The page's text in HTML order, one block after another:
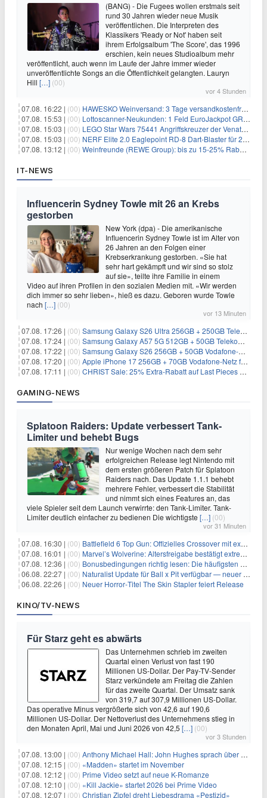
(BANG) - Die Fugees wollen erstmals seit
rund 30 Jahren wieder neue Musik
veröffentlichen. Die Interpreten des
Klassikers 'Ready or Not' haben seit
ihrem Erfolgsalbum 'The Score', das 1996
erschien, kein neues Studioalbum mehr
veröffentlicht, auch wenn im Laufe der Jahre immer wieder
unveröffentlichte Songs an die Öffentlichkeit gelangten. Lauryn
Hill […] (00)
vor 4 Stunden
07.08. 16:22 | (00) HAWESKO Weinversand: 3 Tage versandkostenfrei bestellen (MBW 25€)
07.08. 15:53 | (00) Lottoscanner-Neukunden: 1 Feld EuroJackpot GRATIS spielen
07.08. 15:03 | (00) LEGO Star Wars 75441 Angriffskreuzer der Venator-Klasse für 50,25€
07.08. 15:03 | (00) NERF Elite 2.0 Eaglepoint RD-8 Dart-Blaster für 20,49€
07.08. 13:12 | (00) Weinfreunde (REWE Group): bis zu 15-25% Rabatt je nach Anzahl der Flaschen
IT-NEWS
Influencerin Sydney Towle mit 26 an Krebs
gestorben
New York (dpa) - Die amerikanische
Influencerin Sydney Towle ist im Alter von
26 Jahren an den Folgen einer
Krebserkrankung gestorben. «Sie hat
sehr hart gekämpft und wir sind so stolz
auf sie», teilte ihre Familie in einem
Video auf ihren Profilen in den sozialen Medien mit. «Wir werden
dich immer so sehr lieben», hieß es dazu. Geboren wurde Towle
nach […] (00)
vor 13 Minuten
07.08. 17:26 | (00) Samsung Galaxy S26 Ultra 256GB + 250GB Telekom-Netz für 34€/Monat (effektiv 5,42€/Monat)
07.08. 17:24 | (00) Samsung Galaxy A57 5G 512GB + 50GB Telekom-Netz für 20€/Monat (effektiv 3,33€/Monat)
07.08. 17:22 | (00) Samsung Galaxy S26 256GB + 50GB Vodafone-Netz für 19,99€/Monat (effektiv 1,26€/Monat)
07.08. 17:20 | (00) Apple iPhone 17 256GB + 70GB Vodafone-Netz für 34,99€/Monat (effektiv 6,41€/Monat)
07.08. 17:11 | (00) CHRIST Sale: 25% Extra-Rabatt auf Last Pieces bei Schmuck & Uhren
GAMING-NEWS
Splatoon Raiders: Update verbessert Tank-
Limiter und behebt Bugs
Nur wenige Wochen nach dem sehr
erfolgreichen Release legt Nintendo mit
dem ersten größeren Patch für Splatoon
Raiders nach. Das Update 1.1.1 behebt
mehrere Fehler, verbessert die Stabilität
und nimmt sich eines Features an, das
viele Spieler seit dem Launch verwirrte: den Tank-Limiter. Tank-
Limiter deutlich einfacher zu bedienen Die wichtigste […] (00)
vor 31 Minuten
07.08. 16:30 | (00) Battlefield 6 Top Gun: Offizielles Crossover mit exklusiven Inhalten angekündigt
07.08. 16:01 | (00) Marvel’s Wolverine: Altersfreigabe bestätigt extreme Gewalt und düstere Szenen
07.08. 12:36 | (00) Bonusbedingungen richtig lesen: Die häufigsten Stolperfallen
06.08. 22:27 | (00) Naturalist Update für Ball x Pit verfügbar — neuer Content auf allen Plattformen
06.08. 22:26 | (00) Neuer Horror‑Titel The Skin Stapler feiert Release
KINO/TV-NEWS
Für Starz geht es abwärts
Das Unternehmen schrieb im zweiten
Quartal einen Verlust von fast 190
Millionen US-Dollar. Der Pay-TV-Sender
Starz verkündete am Freitag die Zahlen
für das zweite Quartal. Der Umsatz sank
von 319,7 auf 307,9 Millionen US-Dollar.
Das operative Minus vergrößerte sich von 42,6 auf 190,6
Millionen US-Dollar. Der Nettoverlust des Unternehmens stieg in
den Monaten April, Mai und Juni 2026 von 42,5 […] (00)
vor 3 Stunden
07.08. 13:00 | (00) Anthony Michael Hall: John Hughes sprach über eine Fortsetzung von 'The Breakfast Club'
07.08. 12:15 | (00) «Madden» startet im November
07.08. 12:12 | (00) Prime Video setzt auf neue K-Romanze
07.08. 12:10 | (00) «Kill Jackie» startet 2026 bei Prime Video
07.08. 12:07 | (00) Christian Zipfel dreht Liebesdrama «Pestizid»